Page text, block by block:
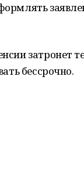
затронет
бессрочно.